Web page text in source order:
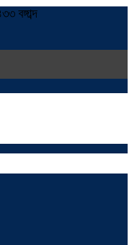
বঙ্গাব্দ